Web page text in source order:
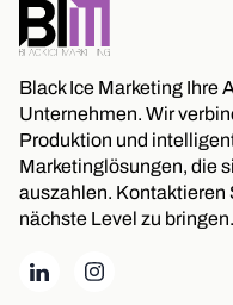
Black Ice Marketing Ihre
Unternehmen. Wir
Produktion und
Marketinglösungen, die
auszahlen. Kontaktieren
nächste Level zu bringen.